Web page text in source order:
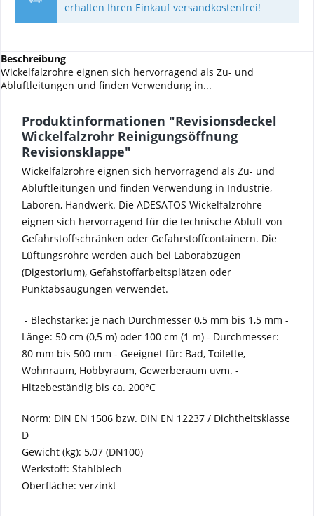
erhalten Ihren Einkauf versandkostenfrei!
Beschreibung
Wickelfalzrohre eignen sich hervorragend als Zu- und
Abluftleitungen und finden Verwendung in...
Produktinformationen "Revisionsdeckel
Wickelfalzrohr Reinigungsöffnung
Revisionsklappe"
Wickelfalzrohre eignen sich hervorragend als Zu- und
Abluftleitungen und finden Verwendung in Industrie,
Laboren, Handwerk. Die ADESATOS Wickelfalzrohre
eignen sich hervorragend für die technische Abluft von
Gefahrstoffschränken oder Gefahrstoffcontainern. Die
Lüftungsrohre werden auch bei Laborabzügen
(Digestorium), Gefahstoffarbeitsplätzen oder
Punktabsaugungen verwendet.
- Blechstärke: je nach Durchmesser 0,5 mm bis 1,5 mm -
Länge: 50 cm (0,5 m) oder 100 cm (1 m) - Durchmesser:
80 mm bis 500 mm - Geeignet für: Bad, Toilette,
Wohnraum, Hobbyraum, Gewerberaum uvm. -
Hitzebeständig bis ca. 200°C
Norm: DIN EN 1506 bzw. DIN EN 12237 / Dichtheitsklasse
D
Gewicht (kg): 5,07 (DN100)
Werkstoff: Stahlblech
Oberfläche: verzinkt